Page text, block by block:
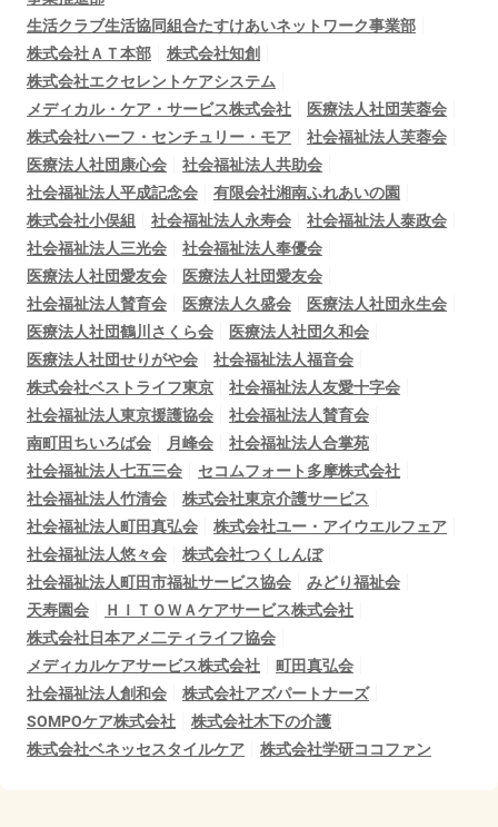
生活クラブ生活協同組合たすけあいネットワーク事業部
株式会社ＡＴ本部
株式会社知創
株式会社エクセレントケアシステム
メディカル・ケア・サービス株式会社
医療法人社団芙蓉会
株式会社ハーフ・センチュリー・モア
社会福祉法人芙蓉会
医療法人社団康心会
社会福祉法人共助会
社会福祉法人平成記念会
有限会社湘南ふれあいの園
株式会社小俣組
社会福祉法人永寿会
社会福祉法人泰政会
社会福祉法人三光会
社会福祉法人奉優会
医療法人社団愛友会
医療法人社団愛友会
社会福祉法人賛育会
医療法人久盛会
医療法人社団永生会
医療法人社団鶴川さくら会
医療法人社団久和会
医療法人社団せりがや会
社会福祉法人福音会
株式会社ベストライフ東京
社会福祉法人友愛十字会
社会福祉法人東京援護協会
社会福祉法人賛育会
南町田ちいろば会
月峰会
社会福祉法人合掌苑
社会福祉法人七五三会
セコムフォート多摩株式会社
社会福祉法人竹清会
株式会社東京介護サービス
社会福祉法人町田真弘会
株式会社ユー・アイウエルフェア
社会福祉法人悠々会
株式会社つくしんぼ
社会福祉法人町田市福祉サービス協会
みどり福祉会
天寿園会
ＨＩＴＯＷＡケアサービス株式会社
株式会社日本アメ二ティライフ協会
メディカルケアサービス株式会社
町田真弘会
社会福祉法人創和会
株式会社アズパートナーズ
SOMPOケア株式会社
株式会社木下の介護
株式会社ベネッセスタイルケア
株式会社学研ココファン